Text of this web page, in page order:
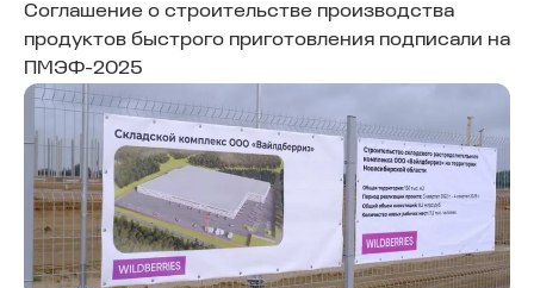
Соглашение о строительстве производства
продуктов быстрого приготовления подписали на
ПМЭФ-2025